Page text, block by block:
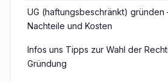
UG (haftungsbeschränkt) gründen
Nachteile und Kosten
Infos uns Tipps zur Wahl der
Gründung